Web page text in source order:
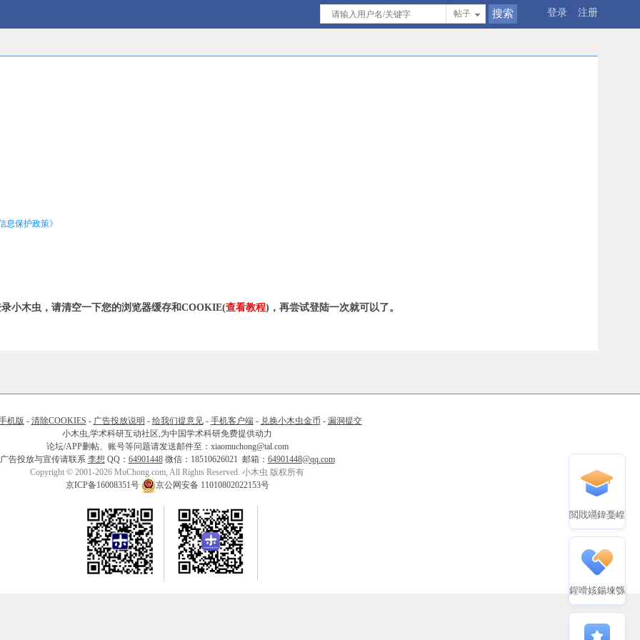
登录 注册
帖子
息保护政策》
小木虫，请清空一下您的浏览器缓存和COOKIE(查看教程)，再尝试登陆一次就可以了。
机版 - 清除COOKIES - 广告投放说明 - 给我们提意见- 手机客户端- 兑换小木虫金币 - 漏洞提交
小木虫,学术科研互动社区,为中国学术科研免费提供动力
论坛/APP删帖、账号等问题请发送邮件至：xiaomuchong@tal.com
广告投放与宣传请联系 李想 QQ： 64901448微信：18510626021 邮箱： 64901448@qq.com
Copyright © 2001-2026 MuChong.com, All Rights Reserved. 小木虫 版权所有
京ICP备16008351号
京公网安备 11010802022153号
閲戝竵鍏戞崲
鍟嗗姟鍚堜綔